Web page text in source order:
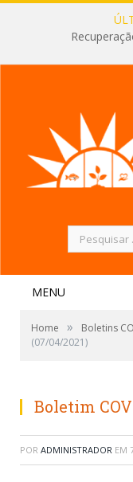
Pesquisar
por:
MENU
Home » Boletins
(07/04/2021)
Boletim
POR ADMINISTRADOR EM